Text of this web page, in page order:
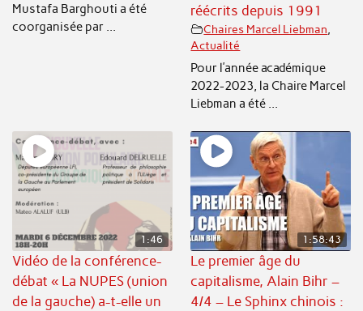
Mustafa Barghouti a été
coorganisée par ...
réécrits depuis 1991
Chaires Marcel Liebman
Actualité
Pour l’année académique
2022-2023, la Chaire Marcel
Liebman a été ...
1:46
Vidéo de la conférence-
débat « La NUPES (union
de la gauche) a-t-elle un
1:58:43
Le premier âge du
capitalisme, Alain Bihr –
4/4 – Le Sphinx chinois :